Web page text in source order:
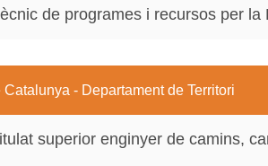
de programes i recursos per la
- Departament de Territori
superior enginyer de camins,